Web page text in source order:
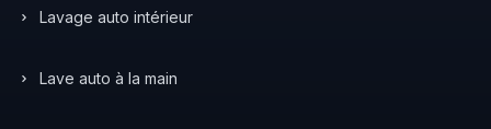
Lavage auto intérieur
Lave auto à la main